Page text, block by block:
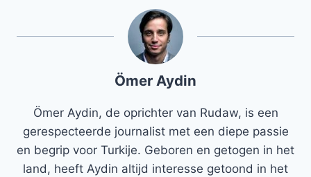
Ömer Aydin
Ömer Aydin, de oprichter van Rudaw, is een
gerespecteerde journalist met een diepe passie
en begrip voor Turkije. Geboren en getogen in het
land, heeft Aydin altijd interesse getoond in het